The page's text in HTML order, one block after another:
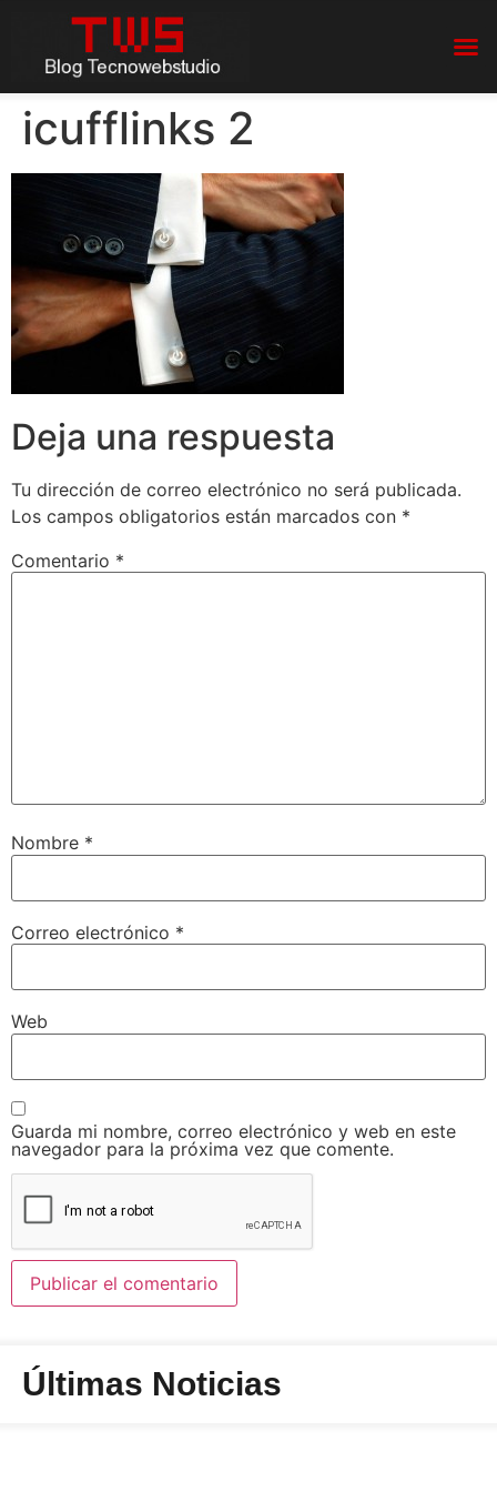
icufflinks 2
Deja una respuesta
Tu dirección de correo electrónico no será publicada.
Los campos obligatorios están marcados con *
Comentario *
Nombre *
Correo electrónico *
Web
Guarda mi nombre, correo electrónico y web en este
navegador para la próxima vez que comente.
Últimas Noticias